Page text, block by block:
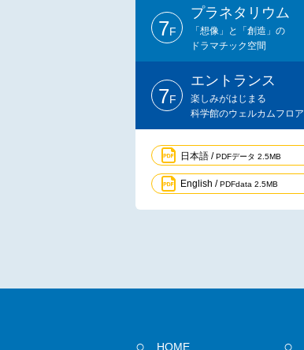
7F
プラネタリウム
「想像」と「創造」の
ドラマチック空間
7F
エントランス
楽しみがはじまる
科学館のウェルカムフロア
日本語 /PDFデータ 2.5MB
English /PDFdata 2.5MB
HOME